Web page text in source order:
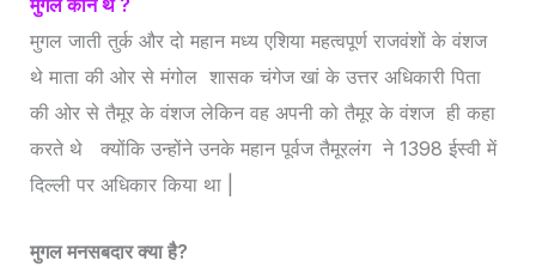
मुगल कौन थे ?
मुगल जाती तुर्क और दो महान मध्य एशिया महत्वपूर्ण राजवंशों के वंशज
थे माता की ओर से मंगोल शासक चंगेज खां के उत्तर अधिकारी पिता
की ओर से तैमूर के वंशज लेकिन वह अपनी को तैमूर के वंशज ही कहा
करते थे क्योंकि उन्होंने उनके महान पूर्वज तैमूरलंग ने 1398 ईस्वी में
दिल्ली पर अधिकार किया था |
मुगल मनसबदार क्या है?